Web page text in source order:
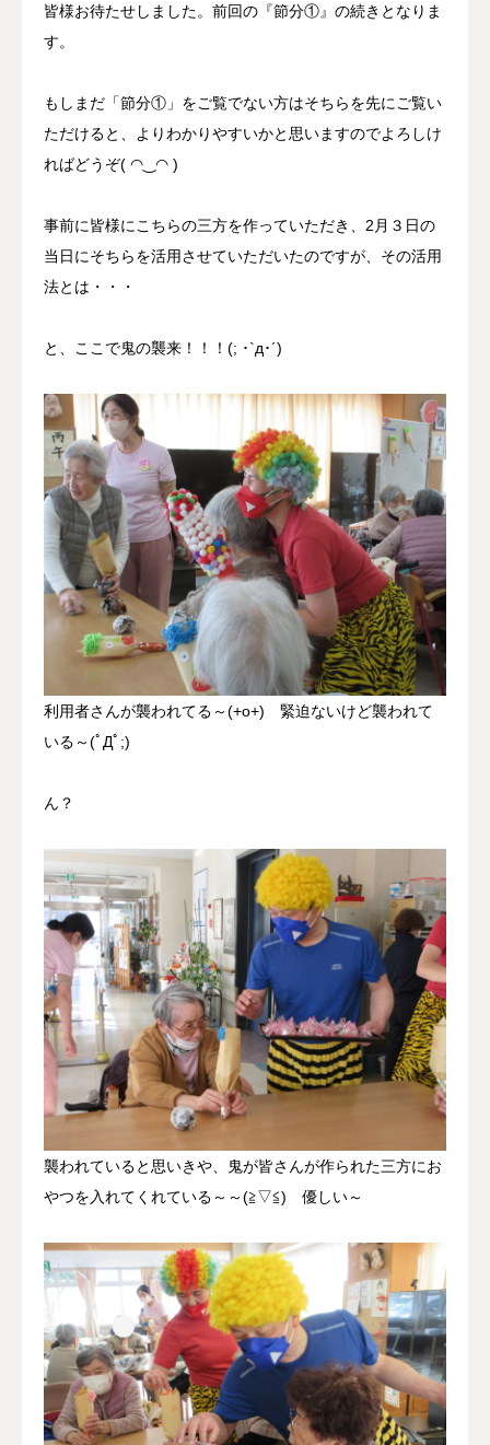
皆様お待たせしました。前回の『節分①』の続きとなりま
す。
もしまだ「節分①」をご覧でない方はそちらを先にご覧い
ただけると、よりわかりやすいかと思いますのでよろしけ
ればどうぞ( ◠‿◠ )
事前に皆様にこちらの三方を作っていただき、2月３日の
当日にそちらを活用させていただいたのですが、その活用
法とは・・・
と、ここで鬼の襲来！！！(; ･`д･´)
利用者さんが襲われてる～(+o+) 緊迫ないけど襲われて
いる～(ﾟДﾟ;)
ん？
襲われていると思いきや、鬼が皆さんが作られた三方にお
やつを入れてくれている～～(≧▽≦) 優しい～